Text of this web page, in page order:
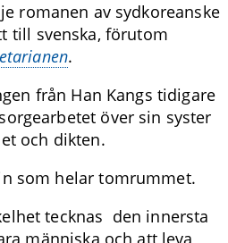
romanen av sydkoreanske
till svenska, förutom
.
från Han Kangs tidigare
över sin syster
och dikten.
som helar tomrummet.
tecknas den innersta